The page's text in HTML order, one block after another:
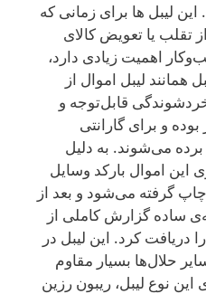
لیبل ها برای زمانی که
تقلب یا تعویض کالای
اهمیت زیادی دارد،
لیبل اموال از
قابل‌توجه و
و برای گارانتی
می‌شوند. به دلیل
اموال بارکد وسایل
گرفته می‌شود و بعد از
ساده گزارش کاملی از
دریافت کرد. این لیبل در
حلال‌ها بسیار مقاوم
نوع لیبل، ریبون رزین